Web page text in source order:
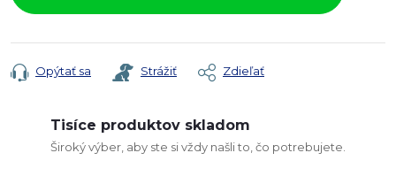
Opýtať sa Strážiť Zdieľať
Tisíce produktov skladom
Široký výber, aby ste si vždy našli to, čo potrebujete.